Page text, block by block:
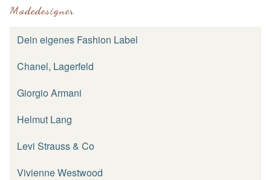
Modedesigner
Dein eigenes Fashion Label
Chanel, Lagerfeld
Giorgio Armani
Helmut Lang
Levi Strauss & Co
Vivienne Westwood